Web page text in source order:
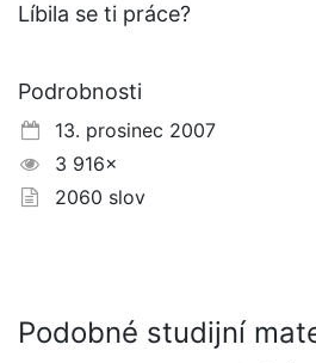
Líbila se ti práce?
Podrobnosti
13. prosinec 2007
3 916×
2060 slov
Podobné studijní